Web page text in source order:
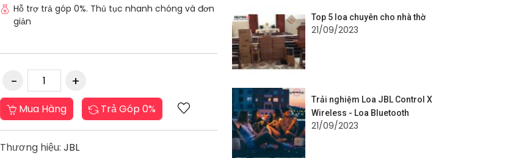
Hỗ trợ trả góp 0%. Thủ tục nhanh chóng và đơn
giản
Mua Hàng Trả Góp 0%
Thương hiệu: JBL
Top 5 loa chuyên cho nhà thờ
21/09/2023
Trải nghiệm Loa JBL Control X
Wireless - Loa Bluetooth
21/09/2023